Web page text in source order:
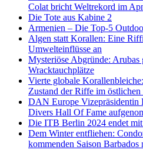
Colat bricht Weltrekord im
Die Tote aus Kabine 2
Armenien – Die Top-5
Algen statt Korallen: Eine
Umwelteinflüsse an
Mysteriöse Abgründe: Arubas
Wracktauchplätze
Vierte globale
Zustand der Riffe im
DAN Europe Vizepräsidentin
Divers Hall Of Fame
Die ITB Berlin 2024 endet
Dem Winter entfliehen:
kommenden Saison Barbados